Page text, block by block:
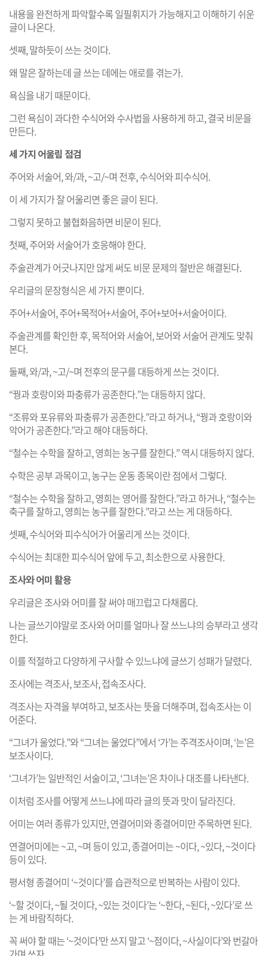
내용을 완전하게 파악할수록 일필휘지가 가능해지고 이해하기 쉬운
글이 나온다.
셋째, 말하듯이 쓰는 것이다.
왜 말은 잘하는데 글 쓰는 데에는 애로를 겪는가.
욕심을 내기 때문이다.
그런 욕심이 과다한 수식어와 수사법을 사용하게 하고, 결국 비문을
만든다.
세 가지 어울림 점검
주어와 서술어, 와/과, ~고/~며 전후, 수식어와 피수식어.
이 세 가지가 잘 어울리면 좋은 글이 된다.
그렇지 못하고 불협화음하면 비문이 된다.
첫째, 주어와 서술어가 호응해야 한다.
주술관계가 어긋나지만 않게 써도 비문 문제의 절반은 해결된다.
우리글의 문장형식은 세 가지 뿐이다.
주어+서술어, 주어+목적어+서술어, 주어+보어+서술어이다.
주술관계를 확인한 후, 목적어와 서술어, 보어와 서술어 관계도 맞춰
본다.
둘째, 와/과, ~고/~며 전후의 문구를 대등하게 쓰는 것이다.
“꿩과 호랑이와 파충류가 공존한다.”는 대등하지 않다.
“조류와 포유류와 파충류가 공존한다.”라고 하거나, “꿩과 호랑이와
악어가 공존한다.”라고 해야 대등하다.
“철수는 수학을 잘하고, 영희는 농구를 잘한다.” 역시 대등하지 않다.
수학은 공부 과목이고, 농구는 운동 종목이란 점에서 그렇다.
“철수는 수학을 잘하고, 영희는 영어를 잘한다.”라고 하거나, “철수는
축구를 잘하고, 영희는 농구를 잘한다.”라고 쓰는 게 대등하다.
셋째, 수식어와 피수식어가 어울리게 쓰는 것이다.
수식어는 최대한 피수식어 앞에 두고, 최소한으로 사용한다.
조사와 어미 활용
우리글은 조사와 어미를 잘 써야 매끄럽고 다채롭다.
나는 글쓰기야말로 조사와 어미를 얼마나 잘 쓰느냐의 승부라고 생각
한다.
이를 적절하고 다양하게 구사할 수 있느냐에 글쓰기 성패가 달렸다.
조사에는 격조사, 보조사, 접속조사다.
격조사는 자격을 부여하고, 보조사는 뜻을 더해주며, 접속조사는 이
어준다.
“그녀가 울었다.”와 “그녀는 울었다”에서 ‘가’는 주격조사이며, ‘는’은
보조사이다.
‘그녀가’는 일반적인 서술이고, ‘그녀는’은 차이나 대조를 나타낸다.
이처럼 조사를 어떻게 쓰느냐에 따라 글의 뜻과 맛이 달라진다.
어미는 여러 종류가 있지만, 연결어미와 종결어미만 주목하면 된다.
연결어미에는 ~고, ~며 등이 있고, 종결어미는 ~이다, ~있다, ~것이다
등이 있다.
평서형 종결어미 ‘~것이다’를 습관적으로 반복하는 사람이 있다.
‘~할 것이다, ~될 것이다, ~있는 것이다’는 ‘~한다, ~된다, ~있다’로 쓰
는 게 바람직하다.
꼭 써야 할 때는 ‘~것이다’만 쓰지 말고 ‘~점이다, ~사실이다’와 번갈아